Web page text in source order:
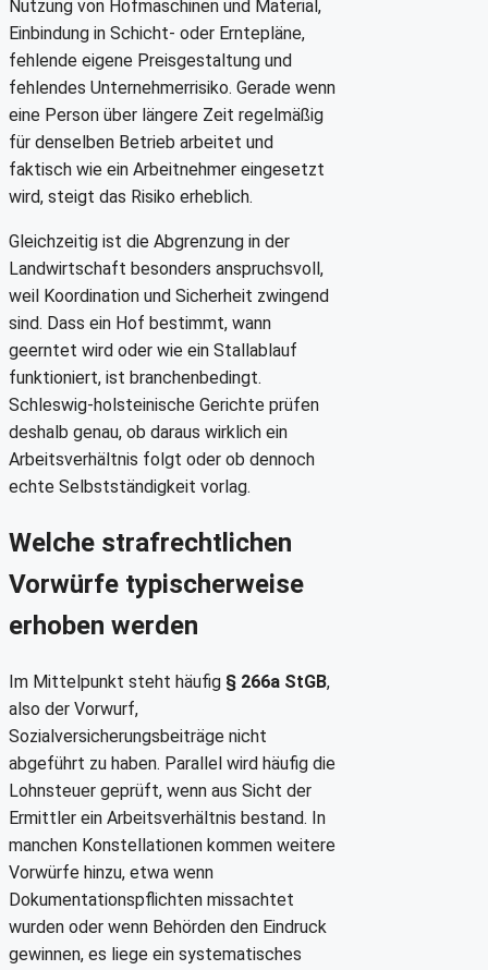
Nutzung von Hofmaschinen und Material,
Einbindung in Schicht- oder Erntepläne,
fehlende eigene Preisgestaltung und
fehlendes Unternehmerrisiko. Gerade wenn
eine Person über längere Zeit regelmäßig
für denselben Betrieb arbeitet und
faktisch wie ein Arbeitnehmer eingesetzt
wird, steigt das Risiko erheblich.
Gleichzeitig ist die Abgrenzung in der
Landwirtschaft besonders anspruchsvoll,
weil Koordination und Sicherheit zwingend
sind. Dass ein Hof bestimmt, wann
geerntet wird oder wie ein Stallablauf
funktioniert, ist branchenbedingt.
Schleswig-holsteinische Gerichte prüfen
deshalb genau, ob daraus wirklich ein
Arbeitsverhältnis folgt oder ob dennoch
echte Selbstständigkeit vorlag.
Welche strafrechtlichen
Vorwürfe typischerweise
erhoben werden
Im Mittelpunkt steht häufig § 266a StGB,
also der Vorwurf,
Sozialversicherungsbeiträge nicht
abgeführt zu haben. Parallel wird häufig die
Lohnsteuer geprüft, wenn aus Sicht der
Ermittler ein Arbeitsverhältnis bestand. In
manchen Konstellationen kommen weitere
Vorwürfe hinzu, etwa wenn
Dokumentationspflichten missachtet
wurden oder wenn Behörden den Eindruck
gewinnen, es liege ein systematisches